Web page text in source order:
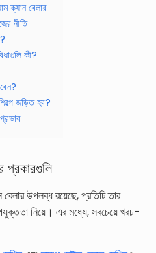
ক্যান বেলার
নীতি
কী?
জড়িত হব?
প্রকারগুলি
বেলার উপলব্ধ রয়েছে, প্রতিটি তার
নিয়ে। এর মধ্যে, সবচেয়ে খরচ-